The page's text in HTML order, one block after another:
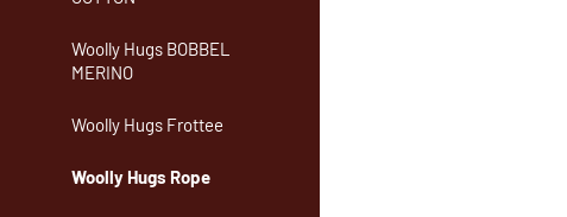
Woolly Hugs BOBBEL
MERINO
Woolly Hugs Frottee
Woolly Hugs Rope